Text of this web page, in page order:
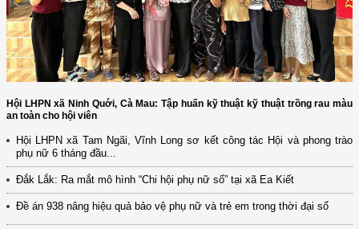
Hội LHPN xã Ninh Quới, Cà Mau: Tập huấn kỹ thuật kỹ thuật trồng rau màu
an toàn cho hội viên
Hội LHPN xã Tam Ngãi, Vĩnh Long sơ kết công tác Hội và phong trào
phụ nữ 6 tháng đầu...
Đắk Lắk: Ra mắt mô hình “Chi hội phụ nữ số” tại xã Ea Kiết
Đề án 938 nâng hiệu quả bảo vệ phụ nữ và trẻ em trong thời đại số
(12/TB-HĐKH) V/v đăng ký, đề xuất nhiệm vụ Khoa học, công nghệ và
đổi mới ...
(898/KH/ĐCT) Kế hoạch thực hiện Quyết định số 2415/QĐ-TTg ngày
31/10/2025 ...